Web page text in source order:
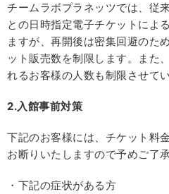
チームラボプラネッツでは、従
との日時指定電子チケットによ
ますが、再開後は密集回避のた
ット販売数を制限します。また
れるお客様の人数も制限させて
2.入館事前対策
下記のお客様には、チケット料
お断りいたしますので予めご了
・下記の症状がある方